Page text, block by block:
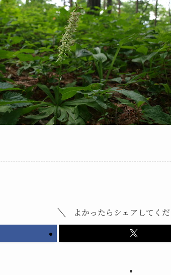
よかったらシェアしてくだ